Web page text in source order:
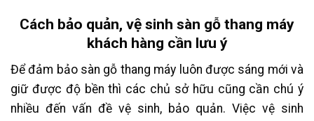
Cách bảo quản, vệ sinh sàn gỗ thang máy
khách hàng cần lưu ý
Để đảm bảo sàn gỗ thang máy luôn được sáng mới và
giữ được độ bền thì các chủ sở hữu cũng cần chú ý
nhiều đến vấn đề vệ sinh, bảo quản. Việc vệ sinh